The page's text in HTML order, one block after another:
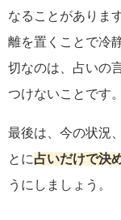
なることがありま
離を置くことで冷
切なのは、占いの
つけないことです。
最後は、今の状況
とに占いだけで決
うにしましょう。